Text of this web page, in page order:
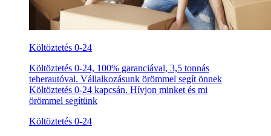
Költöztetés 0-24
Költöztetés 0-24, 100% garanciával, 3,5 tonnás
teherautóval. Vállalkozásunk örömmel segít önnek
Költöztetés 0-24 kapcsán. Hívjon minket és mi
örömmel segítünk
Költöztetés 0-24